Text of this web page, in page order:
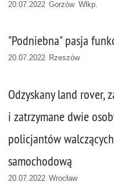
20.07.2022 Gorzów Wlkp.
"Podniebna" pasja
20.07.2022 Rzeszów
Odzyskany land rover,
i zatrzymane dwie
policjantów
samochodową
20.07.2022 Wrocław